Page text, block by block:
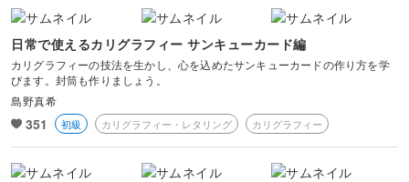
日常で使えるカリグラフィー サンキューカード編
カリグラフィーの技法を生かし、心を込めたサンキューカードの作り方を学
びます。封筒も作りましょう。
島野真希
351 初級 カリグラフィー・レタリング カリグラフィー